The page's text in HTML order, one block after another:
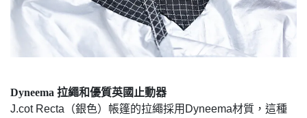
Dyneema 拉繩和優質英國止動器
J.cot Recta（銀色）帳篷的拉繩採用Dyneema材質，這種